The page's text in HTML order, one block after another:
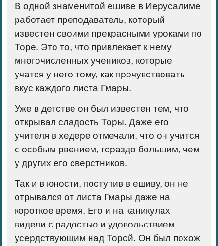
В одной знаменитой ешиве в Иерусалиме
работает преподаватель, который
известен своими прекрасными уроками по
Торе. Это то, что привлекает к нему
многочисленных учеников, которые
учатся у него тому, как прочувствовать
вкус каждого листа Гмары.
Уже в детстве он был известен тем, что
открывал сладость Торы. Даже его
учителя в хедере отмечали, что он учится
с особым рвением, гораздо большим, чем
у других его сверстников.
Так и в юности, поступив в ешиву, он не
отрывался от листа Гмары даже на
короткое время. Его и на каникулах
видели с радостью и удовольствием
усердствующим над Торой. Он был похож